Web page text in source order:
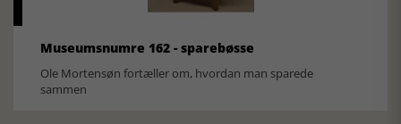
Museumsnumre 162 - sparebøsse
Ole Mortensøn fortæller om, hvordan man sparede
sammen